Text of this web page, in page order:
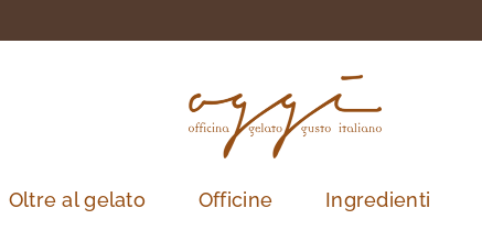
Oltre al gelato Officine Ingredienti